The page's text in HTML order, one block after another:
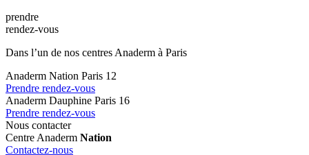
prendre
rendez-vous
Dans l’un de nos centres Anaderm à Paris
Anaderm Nation Paris 12
Prendre rendez-vous
Anaderm Dauphine Paris 16
Prendre rendez-vous
Nous contacter
Centre Anaderm Nation
Contactez-nous